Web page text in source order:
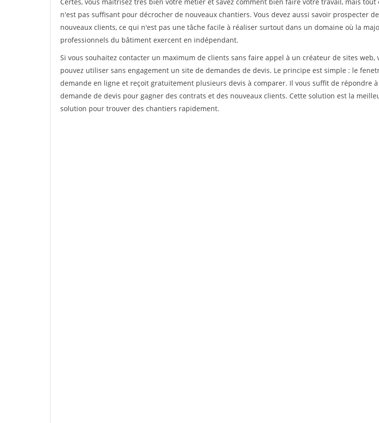
n'est pas suffisant pour décrocher de nouveaux chantiers. Vous devez aussi savoir prospecter de
nouveaux clients, ce qui n'est pas une tâche facile à réaliser surtout dans un domaine où la
professionnels du bâtiment exercent en indépendant.
Si vous souhaitez contacter un maximum de clients sans faire appel à un créateur de sites web,
pouvez utiliser sans engagement un site de demandes de devis. Le principe est simple : le
demande en ligne et reçoit gratuitement plusieurs devis à comparer. Il vous suffit de répondre
demande de devis pour gagner des contrats et des nouveaux clients. Cette solution est la
solution pour trouver des chantiers rapidement.